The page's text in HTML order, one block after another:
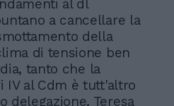
al dl
a cancellare la
della
di tensione ben
tanto che la
IV al Cdm è tutt'altro
delegazione, Teresa